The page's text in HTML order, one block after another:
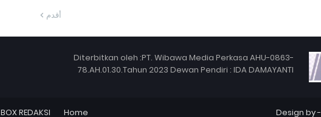
أقدم
Diterbitkan oleh :PT. Wibawa Media Perkasa AHU-0863-
78.AH.01.30.Tahun 2023 Dewan Pendiri : IDA DAMAYANTI
Design by -
Home
BOX REDAKSI